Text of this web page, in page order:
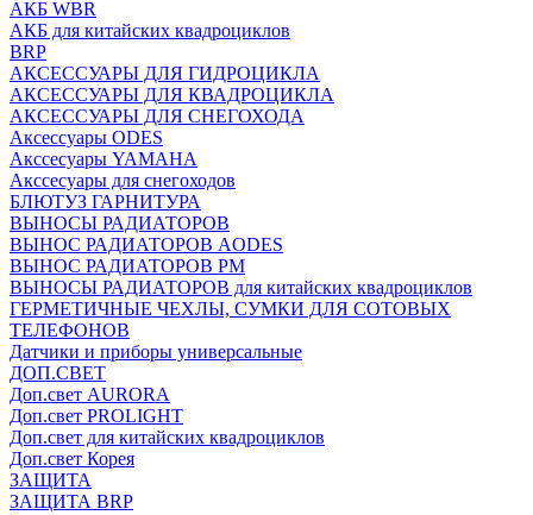
АКБ WBR
АКБ для китайских квадроциклов
BRP
АКСЕССУАРЫ ДЛЯ ГИДРОЦИКЛА
АКСЕССУАРЫ ДЛЯ КВАДРОЦИКЛА
АКСЕССУАРЫ ДЛЯ СНЕГОХОДА
Аксессуары ODES
Акссесуары YAMAHA
Акссесуары для снегоходов
БЛЮТУЗ ГАРНИТУРА
ВЫНОСЫ РАДИАТОРОВ
ВЫНОС РАДИАТОРОВ AODES
ВЫНОС РАДИАТОРОВ РМ
ВЫНОСЫ РАДИАТОРОВ для китайских квадроциклов
ГЕРМЕТИЧНЫЕ ЧЕХЛЫ, СУМКИ ДЛЯ СОТОВЫХ
ТЕЛЕФОНОВ
Датчики и приборы универсальные
ДОП.СВЕТ
Доп.свет AURORA
Доп.свет PROLIGHT
Доп.свет для китайских квадроциклов
Доп.свет Корея
ЗАЩИТА
ЗАЩИТА BRP